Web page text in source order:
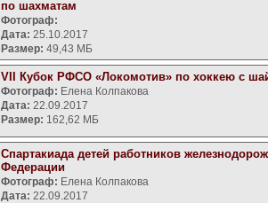
по шахматам
Фотограф:
Дата: 25.10.2017
Размер: 49,43 МБ
VII Кубок РФСО «Локомотив» по хоккею с
Фотограф: Елена Колпакова
Дата: 22.09.2017
Размер: 162,62 МБ
Спартакиада детей работников
Федерации
Фотограф: Елена Колпакова
Дата: 22.09.2017